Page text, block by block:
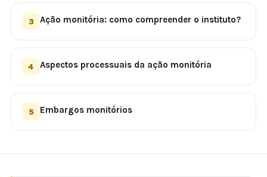
3 Ação monitória: como compreender o instituto?
4 Aspectos processuais da ação monitória
5 Embargos monitórios